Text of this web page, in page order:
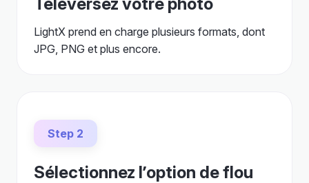
LightX prend en charge plusieurs formats, dont
JPG, PNG et plus encore.
Step 2
Sélectionnez l’option de flou